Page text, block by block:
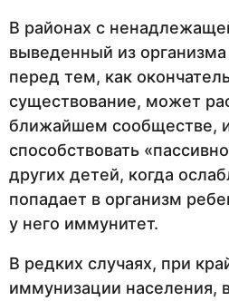
В районах с
выведенный из
перед тем, как
существование, может
ближайшем сообществе,
способствовать
других детей, когда
попадает в организм
у него иммунитет.
В редких случаях, при
иммунизации населения,